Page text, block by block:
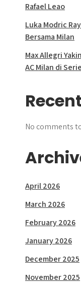
Rafael Leao
Luka Modric
Bersama Milan
Max Allegri
AC Milan di
No comments
April 2026
March 2026
February 2026
January 2026
December 2025
November 2025